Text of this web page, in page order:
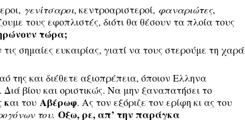
γενίτσαροι, κεντροαριστεροί, φαναριώτες,
τους εφοπλιστές, διότι θα θέσουν τα πλοία τους
τώρα;
σημαίες ευκαιρίας, γιατί να τους στερούμε τη χαρά
της και διέθετε αξιοπρέπεια, όποιον Ελληνα
Διά βίου και οριστικώς. Να μην ξαναπατήσει το
και του Αβέρωφ. Ας τον εξόριζε τον ερίφη κι ας του
του. Οξω, ρε, απ’ την παράγκα